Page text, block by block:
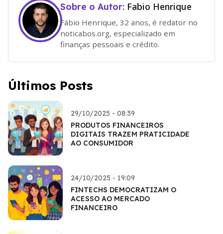
Sobre o Autor: Fabio Henrique
Fábio Henrique, 32 anos, é redator no
noticabos.org, especializado em
finanças pessoais e crédito.
Últimos Posts
29/10/2025 - 08:39
PRODUTOS FINANCEIROS
DIGITAIS TRAZEM PRATICIDADE
AO CONSUMIDOR
24/10/2025 - 19:09
FINTECHS DEMOCRATIZAM O
ACESSO AO MERCADO
FINANCEIRO